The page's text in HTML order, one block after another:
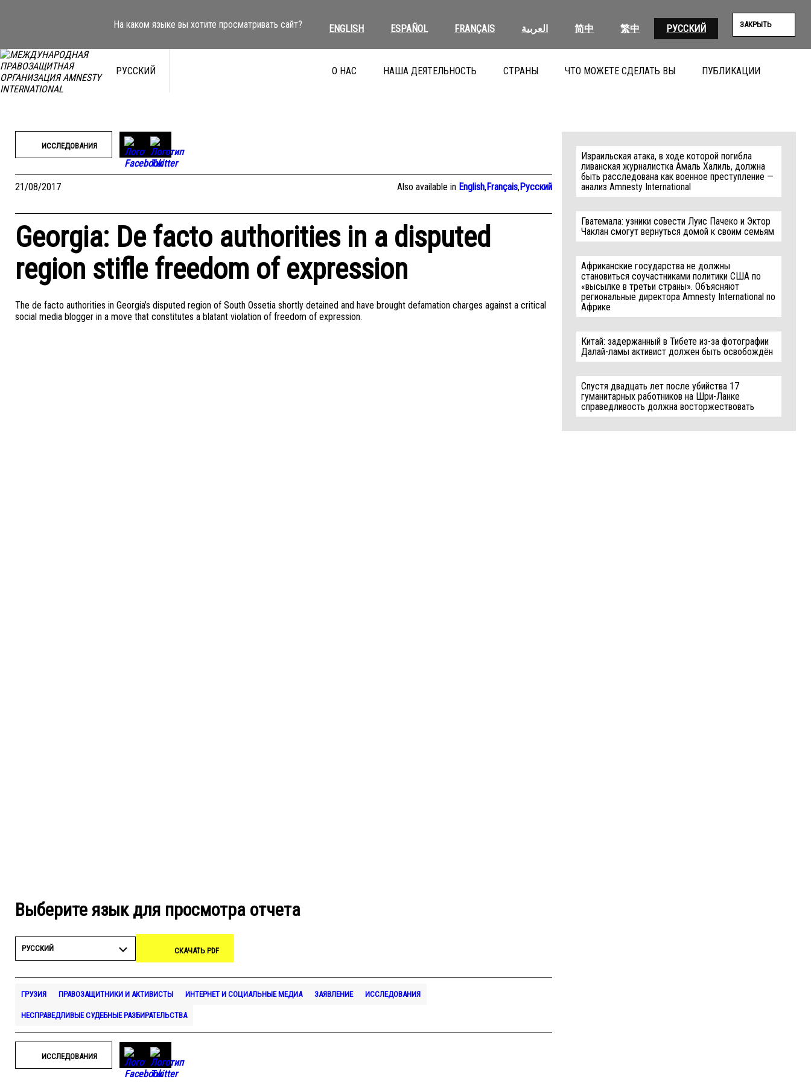
На каком языке вы хотите просматривать сайт? ENGLISH ESPAÑOL FRANÇAIS العربية 简中 繁中 РУССКИЙ ЗАКРЫТЬ
РУССКИЙ О НАС НАША ДЕЯТЕЛЬНОСТЬ СТРАНЫ ЧТО МОЖЕТЕ СДЕЛАТЬ ВЫ ПУБЛИКАЦИИ
ИССЛЕДОВАНИЯ
21/08/2017 Also available in English,Français,Русский
Georgia: De facto authorities in a disputed
region stifle freedom of expression
The de facto authorities in Georgia’s disputed region of South Ossetia shortly detained and have brought defamation charges against a critical
social media blogger in a move that constitutes a blatant violation of freedom of expression.
Выберите язык для просмотра отчета
РУССКИЙ СКАЧАТЬ PDF
ГРУЗИЯ ПРАВОЗАЩИТНИКИ И АКТИВИСТЫ ИНТЕРНЕТ И СОЦИАЛЬНЫЕ МЕДИА ЗАЯВЛЕНИЕ ИССЛЕДОВАНИЯ
НЕСПРАВЕДЛИВЫЕ СУДЕБНЫЕ РАЗБИРАТЕЛЬСТВА
ИССЛЕДОВАНИЯ
Израильская атака, в ходе которой погибла
ливанская журналистка Амаль Халиль, должна
быть расследована как военное преступление —
анализ Amnesty International
Гватемала: узники совести Луис Пачеко и Эктор
Чаклан смогут вернуться домой к своим семьям
Африканские государства не должны
становиться соучастниками политики США по
«высылке в третьи страны». Объясняют
региональные директора Amnesty International по
Африке
Китай: задержанный в Тибете из-за фотографии
Далай-ламы активист должен быть освобождён
Спустя двадцать лет после убийства 17
гуманитарных работников на Шри-Ланке
справедливость должна восторжествовать